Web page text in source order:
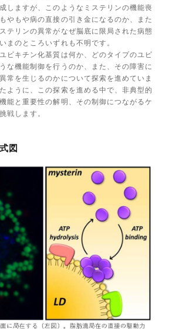
しますが、このようなミステリンの機能喪
やもや病の直接の引き金になるのか、また
テリンの異常がなぜ脳底に限局された病態
まのところいずれも不明です。
ビキチン化基質は何か、どのタイプのユビ
な機能制御を行うのか、また、その障害に
常を生じるのかについて探索を進めていま
ように、この探索を進める中で、非典型的
能と重要性の解明、その制御につながるケ
戦します。
図